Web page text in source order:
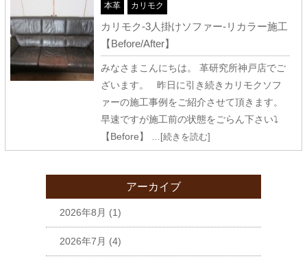
本革 カリモク
カリモク-3人掛けソファー-リカラー施工
【Before/After】
みなさまこんにちは。 革研究所神戸店でご
ざいます。 昨日に引き続きカリモクソフ
ァーの施工事例をご紹介させて頂きます。
早速ですが施工前の状態をごらん下さい⤵
【Before】 …[続きを読む]
アーカイブ
2026年8月 (1)
2026年7月 (4)